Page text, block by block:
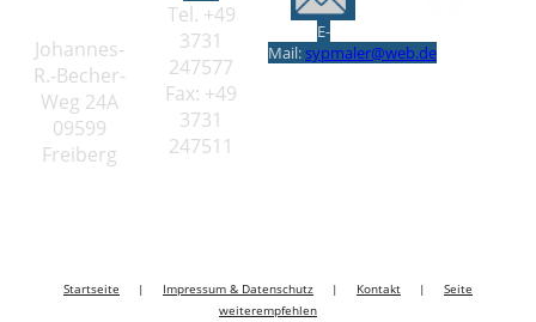
Johannes-
R.-Becher-
Weg 24A
09599
Freiberg
Tel. +49
3731
247577
Fax: +49
3731
247511
E-
Mail:sypmaler@web.de
Startseite | Impressum & Datenschutz | Kontakt | Seite
weiterempfehlen